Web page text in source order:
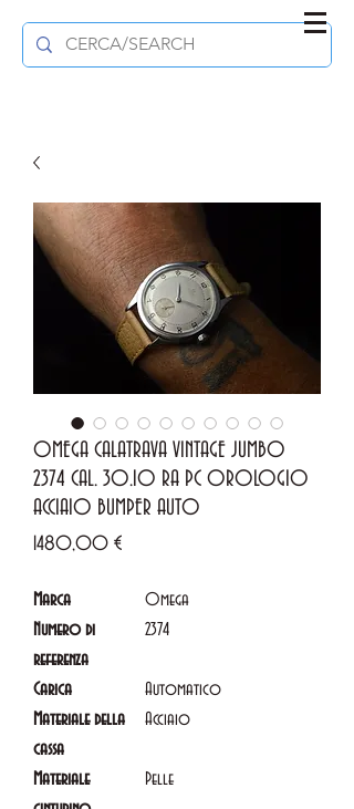
OMEGA CALATRAVA VINTAGE JUMBO
2374 CAL. 30.10 RA PC OROLOGIO
ACCIAIO BUMPER AUTO
1480,00 €Prezzo
Marca
Omega
Numero di
referenza
2374
Carica
Automatico
Materiale della
cassa
Acciaio
Materiale
Pelle